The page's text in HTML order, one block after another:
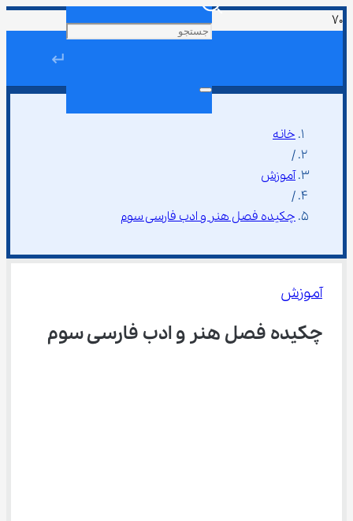
↵
خانه
/
آموزش
/
چکیده فصل هنر و ادب فارسی سوم
آموزش
چکیده فصل هنر و ادب فارسی سوم